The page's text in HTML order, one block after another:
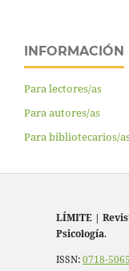
INFORMACIÓN
Para lectores/as
Para autores/as
Para bibliotecarios/
LÍMITE |
Psicología.
ISSN:0718-5065